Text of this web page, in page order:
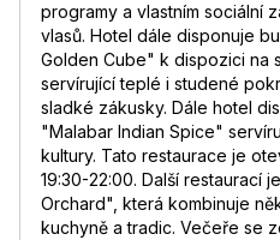
programy a vlastním sociální
vlasů. Hotel dále disponuje
Golden Cube" k dispozici na
servírující teplé i studené
sladké zákusky. Dále hotel
"Malabar Indian Spice"
kultury. Tato restaurace je
19:30-22:00. Další restaurací
Orchard", která kombinuje
kuchyně a tradic. Večeře se